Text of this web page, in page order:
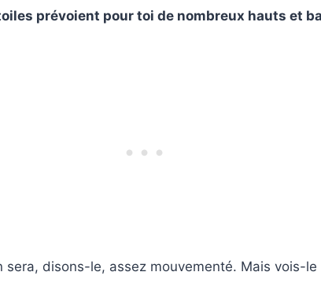
prévoient pour toi de nombreux hauts et
disons-le, assez mouvementé. Mais vois-le